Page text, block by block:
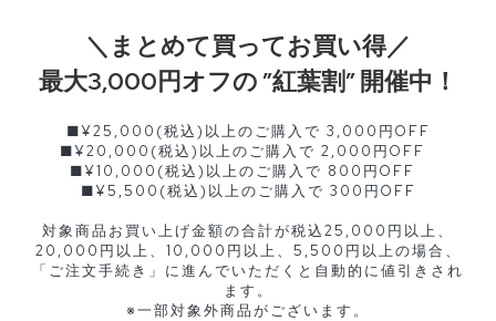
＼まとめて買ってお買い得／
最大3,000円オフの ”紅葉割” 開催中！
■¥25,000(税込)以上のご購入で 3,000円OFF
■¥20,000(税込)以上のご購入で 2,000円OFF
■¥10,000(税込)以上のご購入で 800円OFF
■¥5,500(税込)以上のご購入で 300円OFF
対象商品お買い上げ金額の合計が税込25,000円以上、
20,000円以上、10,000円以上、5,500円以上の場合、
「ご注文手続き」に進んでいただくと自動的に値引きされ
ます。
※一部対象外商品がございます。